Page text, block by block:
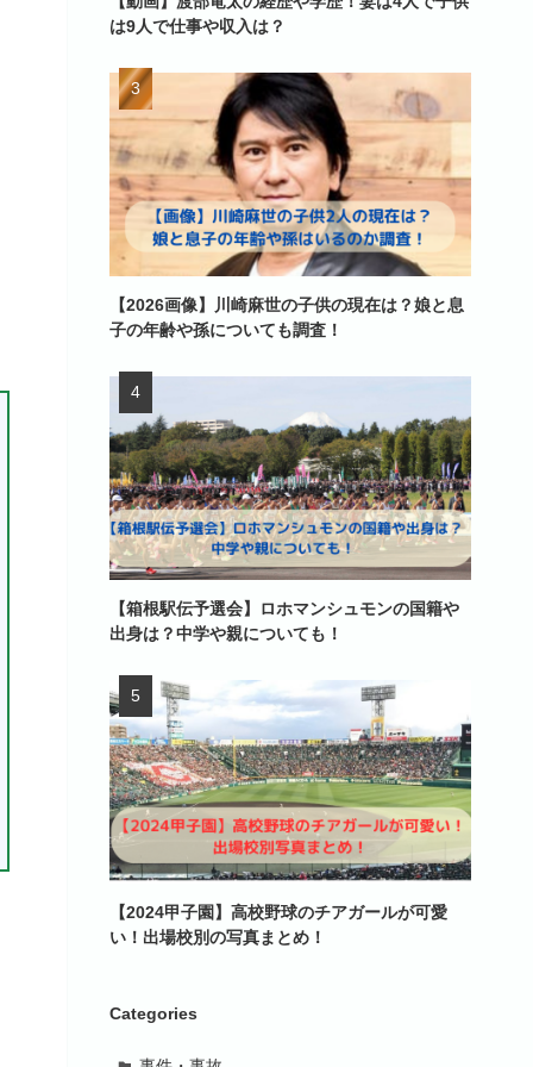
は9人で仕事や収入は？
【2026画像】川崎麻世の子供の現在は？娘と息
子の年齢や孫についても調査！
【箱根駅伝予選会】ロホマンシュモンの国籍や
出身は？中学や親についても！
【2024甲子園】高校野球のチアガールが可愛
い！出場校別の写真まとめ！
Categories